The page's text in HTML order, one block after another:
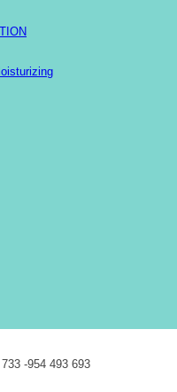
-954 493 693